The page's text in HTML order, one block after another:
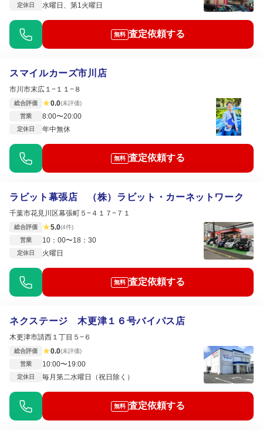
定休日 水曜日、第1火曜日
無料 査定依頼する
スマイルカーズ市川店
市川市末広１−１１−８
総合評価 ★0.0(未評価)
営業
8:00〜20:00
定休日 年中無休
無料 査定依頼する
ラビット幕張店 （株）ラビット・カーネットワーク
千葉市花見川区幕張町５−４１７−７１
総合評価 ★5.0(4件)
営業
10：00〜18：30
定休日 火曜日
無料 査定依頼する
ネクステージ 木更津１６号バイパス店
木更津市請西１丁目５−６
総合評価 ★0.0(未評価)
営業
10:00〜19:00
定休日 毎月第二水曜日（祝日除く）
無料 査定依頼する